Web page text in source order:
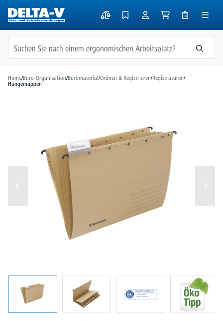
springen
Home/Büro-Organisation/Büromaterial/Ordnen & Registrieren/Registraturen/
Hängemappen